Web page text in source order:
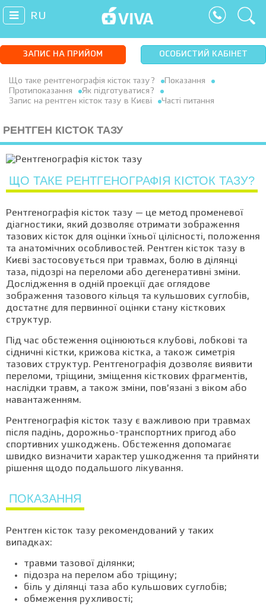
RU
ЗАПИС НА ПРИЙОМ ОСОБИСТИЙ КАБІНЕТ
Що таке рентгенографія кісток тазу?
Показання
Протипоказання
Як підготуватися?
Запис на рентген кісток тазу в Києві
Часті питання
РЕНТГЕН КІСТОК ТАЗУ
ЩО ТАКЕ РЕНТГЕНОГРАФІЯ КІСТОК ТАЗУ?
Рентгенографія кісток тазу — це метод променевої
діагностики, який дозволяє отримати зображення
тазових кісток для оцінки їхньої цілісності, положення
та анатомічних особливостей. Рентген кісток тазу в
Києві застосовується при травмах, болю в ділянці
таза, підозрі на переломи або дегенеративні зміни.
Дослідження в одній проекції дає оглядове
зображення тазового кільця та кульшових суглобів,
достатнє для первинної оцінки стану кісткових
структур.
Під час обстеження оцінюються клубові, лобкові та
сідничні кістки, крижова кістка, а також симетрія
тазових структур. Рентгенографія дозволяє виявити
переломи, тріщини, зміщення кісткових фрагментів,
наслідки травм, а також зміни, пов’язані з віком або
навантаженням.
Рентгенографія кісток тазу є важливою при травмах
після падінь, дорожньо-транспортних пригод або
спортивних ушкоджень. Обстеження допомагає
швидко визначити характер ушкодження та прийняти
рішення щодо подальшого лікування.
ПОКАЗАННЯ
Рентген кісток тазу рекомендований у таких
випадках:
травми тазової ділянки;
підозра на перелом або тріщину;
біль у ділянці таза або кульшових суглобів;
обмеження рухливості;